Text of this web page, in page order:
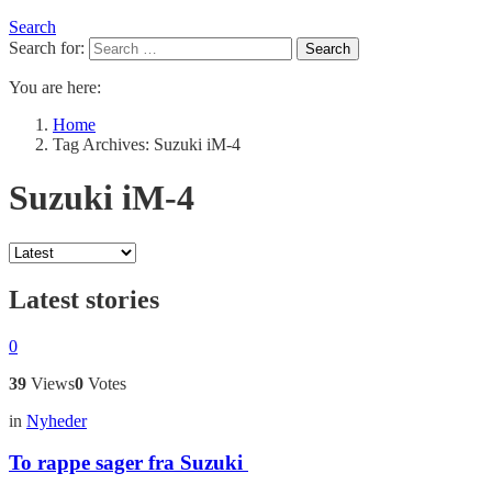
Search
Search for:
Search
You are here:
Home
Tag Archives: Suzuki iM-4
Suzuki iM-4
Latest stories
0
39 Views0 Votes
in Nyheder
To rappe sager fra Suzuki